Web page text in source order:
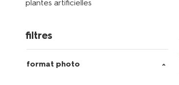
plantes artificielles
filtres
format photo